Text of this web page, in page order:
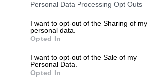
Please note that this website/app uses one
not limited to your visit or usage behaviour.
grant or deny consent to Google and its
use your data for below specified purposes
consent section.
Personal Data Processing Opt Outs
I want to opt-out of the Sharing of my
personal data.
Opted In
I want to opt-out of the Sale of my
Personal Data.
Opted In
Κόσμος|23.03.2024 21:30
Θρίλερ μετά το μακελειό:
αρχές έχουν ταυτοποιήσει
από τους 133 νεκρούς